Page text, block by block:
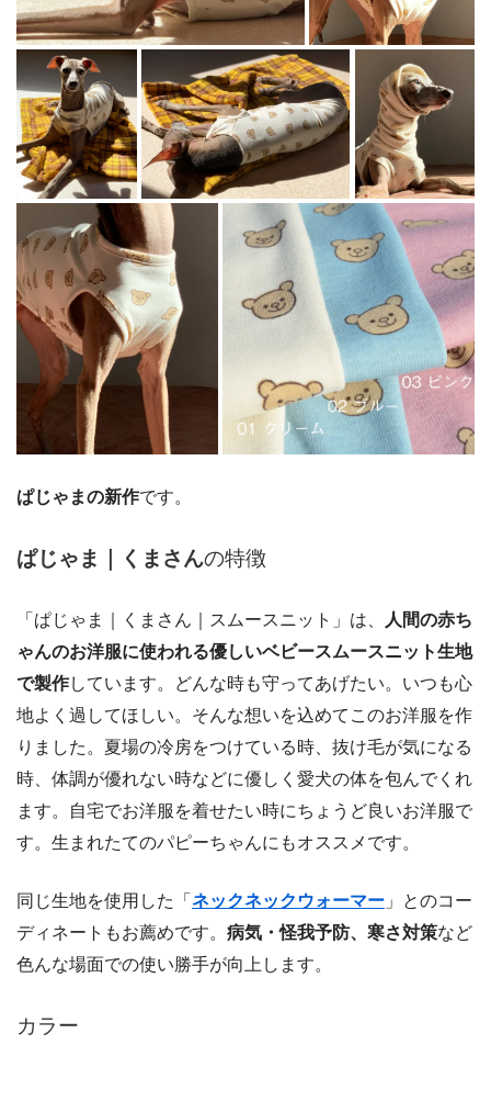
ぱじゃまの新作です。
ぱじゃま｜くまさんの特徴
「ぱじゃま｜くまさん｜スムースニット」は、
人間の赤ち
ゃんのお洋服に使われる優しいベビースムースニット生地
で製作しています。どんな時も守ってあげたい。いつも心
地よく過してほしい。そんな想いを込めてこのお洋服を作
りました。夏場の冷房をつけている時、抜け毛が気になる
時、体調が優れない時などに優しく愛犬の体を包んでくれ
ます。自宅でお洋服を着せたい時にちょうど良いお洋服で
す。生まれたてのパピーちゃんにもオススメです。
同じ生地を使用した「 ネックネックウォーマー 」とのコー
ディネートもお薦めです。 病気・怪我予防、寒さ対策など
色んな場面での使い勝手が向上します。
カラー